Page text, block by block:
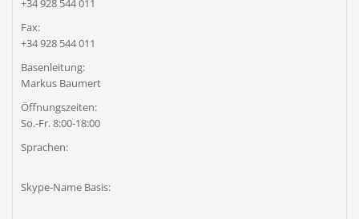
+34 928 544 011
Fax:
+34 928 544 011
Basenleitung:
Markus Baumert
Öffnungszeiten:
So.-Fr. 8:00-18:00
Sprachen:
Skype-Name Basis: